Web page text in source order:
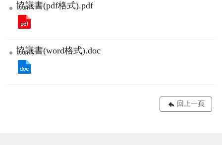
協議書(pdf格式).pdf
協議書(word格式).doc
回上一頁